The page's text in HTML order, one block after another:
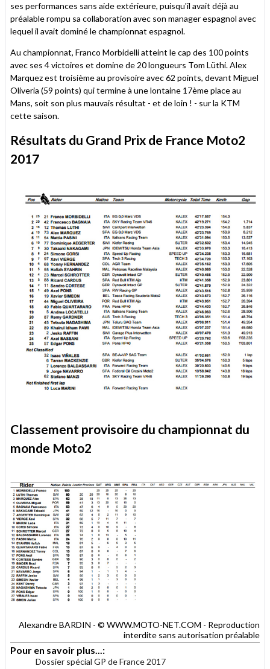
ses performances sans aide extérieure, puisqu'il avait déjà au
préalable rompu sa collaboration avec son manager espagnol avec
lequel il avait dominé le championnat espagnol.
Au championnat, Franco Morbidelli atteint le cap des 100 points
avec ses 4 victoires et domine de 20 longueurs Tom Lüthi. Alex
Marquez est troisième au provisoire avec 62 points, devant Miguel
Oliveria (59 points) qui termine à une lontaine 17ème place au
Mans, soit son plus mauvais résultat - et de loin ! - sur la KTM
cette saison.
Résultats du Grand Prix de France Moto2
2017
Classement provisoire du championnat du
monde Moto2
Alexandre BARDIN - © WWW.MOTO-NET.COM - Reproduction
interdite sans autorisation préalable
Pour en savoir plus...:
Dossier spécial GP de France 2017